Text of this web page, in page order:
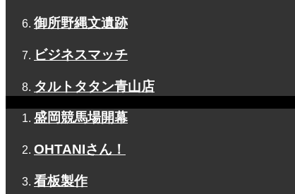
御所野縄文遺跡
ビジネスマッチ
タルトタタン青山店
盛岡競馬場開幕
OHTANIさん！
看板製作